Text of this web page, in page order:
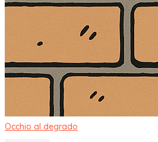
Occhio al degrado